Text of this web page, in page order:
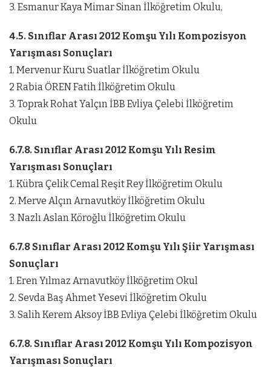
3. Esmanur Kaya Mimar Sinan İlköğretim Okulu,
4.5. Sınıflar Arası 2012 Komşu Yılı Kompozisyon
Yarışması Sonuçları
1. Mervenur Kuru Suatlar İlköğretim Okulu
2 Rabia ÖREN Fatih İlköğretim Okulu
3. Toprak Rohat Yalçın İBB Evliya Çelebi İlköğretim
Okulu
6.7.8. Sınıflar Arası 2012 Komşu Yılı Resim
Yarışması Sonuçları
1. Kübra Çelik Cemal Reşit Rey İlköğretim Okulu
2. Merve Alçın Arnavutköy İlköğretim Okulu
3. Nazlı Aslan Köroğlu İlköğretim Okulu
6.7.8 Sınıflar Arası 2012 Komşu Yılı Şiir Yarışması
Sonuçları
1. Eren Yılmaz Arnavutköy İlköğretim Okul
2. Sevda Baş Ahmet Yesevi İlköğretim Okulu
3. Salih Kerem Aksoy İBB Evliya Çelebi İlköğretim Okulu
6.7.8. Sınıflar Arası 2012 Komşu Yılı Kompozisyon
Yarışması Sonuçları